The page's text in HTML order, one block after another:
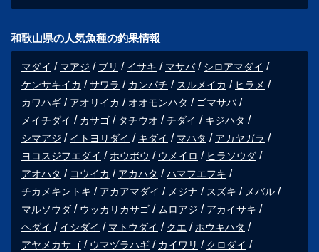
和歌山県の人気魚種の釣果情報
マダイ マアジ ブリ イサキ マサバ
シロアマダイ
ケンサキイカ
サワラ カンパチ スルメイカ
ヒラメ
カワハギ
アオリイカ オオモンハタ
ゴマサバ
メイチダイ
カサゴ タチウオ チダイ
キジハタ
シマアジ
イトヨリダイ キダイ マハタ
アカヤガラ
ヨコスジフエダイ
ホウボウ ウメイロ
ヒラソウダ
アオハタ
コウイカ アカハタ
ハマフエフキ
チカメキントキ
アカアマダイ メジナ スズキ
メバル
マルソウダ
ウッカリカサゴ ムロアジ
アカイサキ
ヘダイ
イシダイ マトウダイ クエ
ホウキハタ
アヤメカサゴ
ウマヅラハギ カイワリ
クロダイ